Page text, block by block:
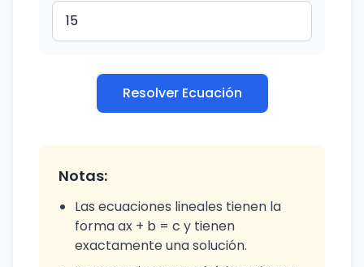
Resolver Ecuación
Notas:
Las ecuaciones lineales tienen la
forma ax + b = c y tienen
exactamente una solución.